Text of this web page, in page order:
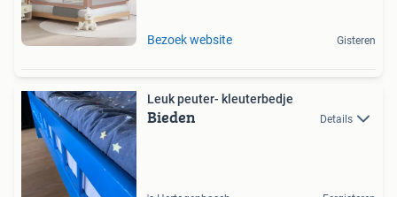
Bezoek website Gisteren
Leuk peuter- kleuterbedje
Bieden Details